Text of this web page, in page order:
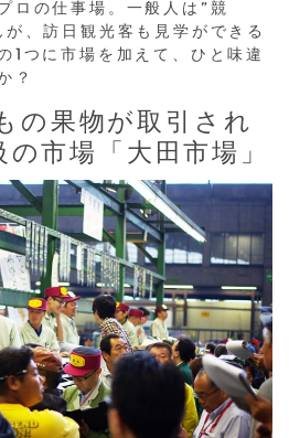
ロの仕事場。一般人は”競
、訪日観光客も見学ができる
1つに市場を加えて、ひと味違
？
の果物が取引され
市場「大田市場」